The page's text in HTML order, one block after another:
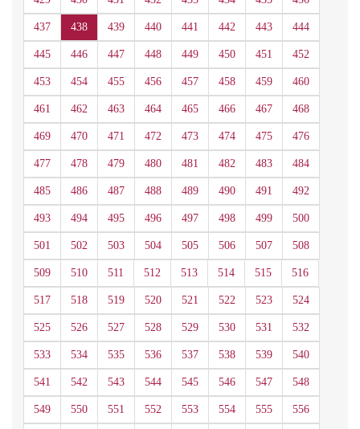
437 438 439 440 441 442 443 444
445 446 447 448 449 450 451 452
453 454 455 456 457 458 459 460
461 462 463 464 465 466 467 468
469 470 471 472 473 474 475 476
477 478 479 480 481 482 483 484
485 486 487 488 489 490 491 492
493 494 495 496 497 498 499 500
501 502 503 504 505 506 507 508
509 510 511 512 513 514 515 516
517 518 519 520 521 522 523 524
525 526 527 528 529 530 531 532
533 534 535 536 537 538 539 540
541 542 543 544 545 546 547 548
549 550 551 552 553 554 555 556